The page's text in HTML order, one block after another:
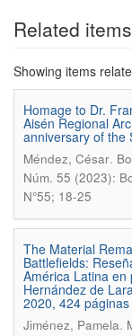
Related items
Showing items
Homage to Dr.
Aisén Regional
anniversary of the
Méndez, César.
Núm. 55 (2023):
N°55; 18-25
The Material
Battlefields:
América Latina en
Hernández de
2020, 424 páginas
Jiménez, Pamela.